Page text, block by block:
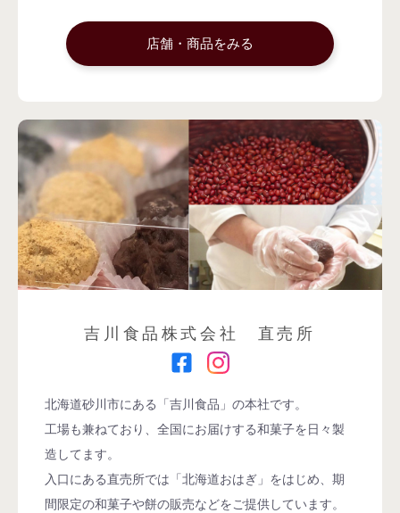
店舗・商品をみる
吉川食品株式会社 直売所
北海道砂川市にある「吉川食品」の本社です。
工場も兼ねており、全国にお届けする和菓子を日々製
造してます。
入口にある直売所では「北海道おはぎ」をはじめ、期
間限定の和菓子や餅の販売などをご提供しています。